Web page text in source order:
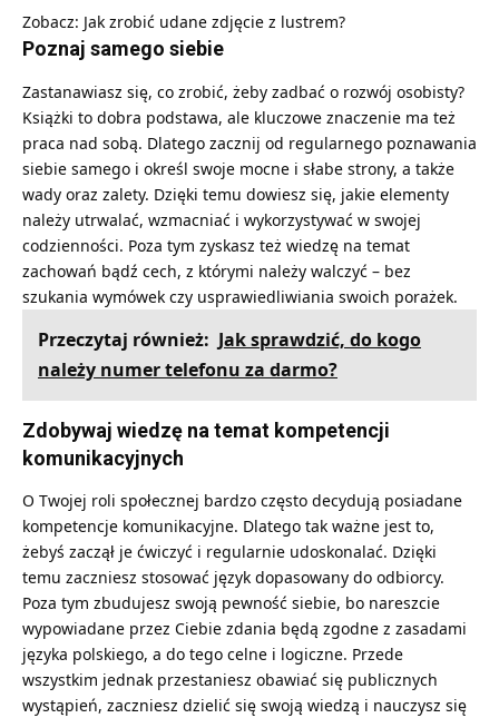
Zobacz: Jak zrobić udane zdjęcie z lustrem?
Poznaj samego siebie
Zastanawiasz się, co zrobić, żeby zadbać o rozwój osobisty?
Książki to dobra podstawa, ale kluczowe znaczenie ma też
praca nad sobą. Dlatego zacznij od regularnego poznawania
siebie samego i określ swoje mocne i słabe strony, a także
wady oraz zalety. Dzięki temu dowiesz się, jakie elementy
należy utrwalać, wzmacniać i wykorzystywać w swojej
codzienności. Poza tym zyskasz też wiedzę na temat
zachowań bądź cech, z którymi należy walczyć – bez
szukania wymówek czy usprawiedliwiania swoich porażek.
Przeczytaj również: Jak sprawdzić, do kogo
należy numer telefonu za darmo?
Zdobywaj wiedzę na temat kompetencji
komunikacyjnych
O Twojej roli społecznej bardzo często decydują posiadane
kompetencje komunikacyjne. Dlatego tak ważne jest to,
żebyś zaczął je ćwiczyć i regularnie udoskonalać. Dzięki
temu zaczniesz stosować język dopasowany do odbiorcy.
Poza tym zbudujesz swoją pewność siebie, bo nareszcie
wypowiadane przez Ciebie zdania będą zgodne z zasadami
języka polskiego, a do tego celne i logiczne. Przede
wszystkim jednak przestaniesz obawiać się publicznych
wystąpień, zaczniesz dzielić się swoją wiedzą i nauczysz się